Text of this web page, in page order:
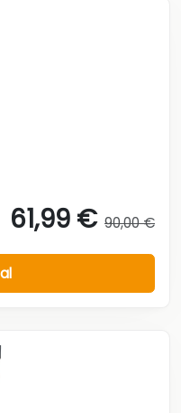
61,99 € 90,00 €